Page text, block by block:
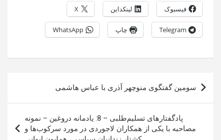
فیسبوک لینکداین X
Telegram چاپ WhatsApp
راهبری
نوشته
سومين گفتگوى منوچهر آذرى با عباس هاشمى
پادگفتارهای تسلیم‌طلبی – 8: یادمانه دروغین – نمونه
مصاحبه با یکی از همکاران لاجوردی در مورد سرکوب‌ها و